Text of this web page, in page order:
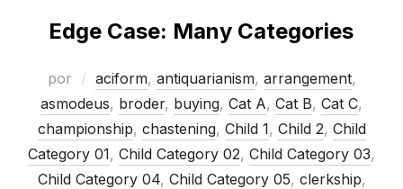
Edge Case: Many Categories
por aciform, antiquarianism, arrangement,
asmodeus, broder, buying, Cat A, Cat B, Cat C,
championship, chastening, Child 1, Child 2, Child
Category 01, Child Category 02, Child Category 03,
Child Category 04, Child Category 05, clerkship,